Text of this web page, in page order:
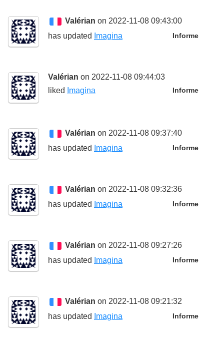
Valérian on 2022-11-08 09:43:00
Informe
has updated Imagina
Valérian on 2022-11-08 09:44:03
Informe
liked Imagina
Valérian on 2022-11-08 09:37:40
Informe
has updated Imagina
Valérian on 2022-11-08 09:32:36
Informe
has updated Imagina
Valérian on 2022-11-08 09:27:26
Informe
has updated Imagina
Valérian on 2022-11-08 09:21:32
Informe
has updated Imagina